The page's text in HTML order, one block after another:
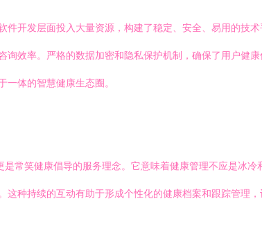
件开发层面投入大量资源，构建了稳定、安全、易用的技
效率。严格的数据加密和隐私保护机制，确保了用户健
体的智慧健康生态圈。
常笑健康倡导的服务理念。它意味着健康管理不应是冰
种持续的互动有助于形成个性化的健康档案和跟踪管理